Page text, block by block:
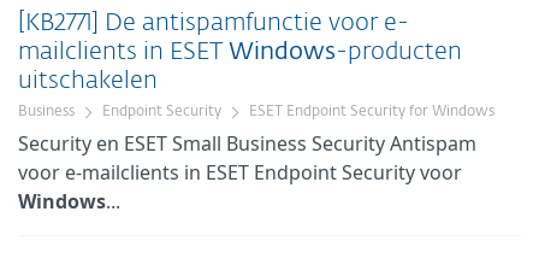
[KB2771] De antispamfunctie voor e-
mailclients in ESET Windows-producten
uitschakelen
Business Endpoint Security ESET Endpoint Security for Windows
Security en ESET Small Business Security Antispam
voor e-mailclients in ESET Endpoint Security voor
Windows...